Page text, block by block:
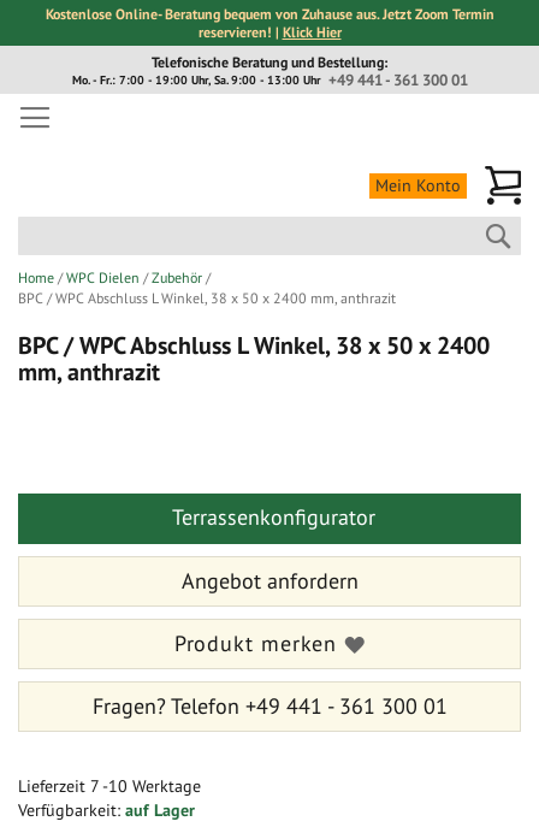
Kostenlose Online- Beratung bequem von Zuhause aus. Jetzt Zoom Termin
reservieren! | Klick Hier
Inhalt
Telefonische Beratung und Bestellung:
+49 441 - 361 300 01
Mo. - Fr.: 7:00 - 19:00 Uhr, Sa. 9:00 - 13:00 Uhr
Mein Konto
Home WPC Dielen
Zubehör
BPC / WPC Abschluss L Winkel, 38 x 50 x 2400 mm, anthrazit
BPC / WPC Abschluss L Winkel, 38 x 50 x 2400
mm, anthrazit
Lieferzeit 7 -10 Werktage
Verfügbarkeit: auf Lager
Bildergalerie
Bildergalerie
Terrassenkonfigurator
Angebot anfordern
Produkt merken
Fragen?Telefon +49 441 - 361 300 01